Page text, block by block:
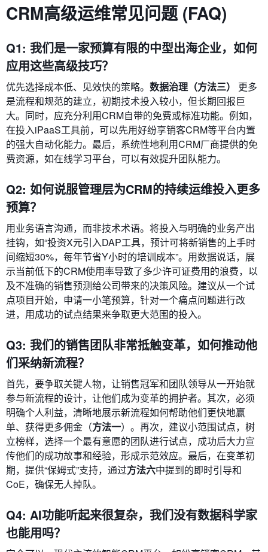
CRM高级运维常见问题 (FAQ)
Q1: 我们是一家预算有限的中型出海企业，如何
应用这些高级技巧？
优先选择成本低、见效快的策略。 数据治理（方法三）
更多
是流程和规范的建立，初期技术投入较小，但长期回报巨
大。同时，应充分利用CRM自带的免费或标准功能。例如，
在投入iPaaS工具前，可以先用好纷享销客CRM等平台内置
的强大自动化能力。最后，系统性地利用CRM厂商提供的免
费资源，如在线学习平台，可以有效提升团队能力。
Q2: 如何说服管理层为CRM的持续运维投入更多
预算？
用业务语言沟通，而非技术术语。将投入与明确的业务产出
挂钩，如“投资X元引入DAP工具，预计可将新销售的上手时
间缩短30%，每年节省Y小时的培训成本”。用数据说话，展
示当前低下的CRM使用率导致了多少许可证费用的浪费，以
及不准确的销售预测给公司带来的决策风险。建议从一个试
点项目开始，申请一小笔预算，针对一个痛点问题进行改
进，用成功的试点结果来争取更大范围的投入。
Q3: 我们的销售团队非常抵触变革，如何推动他
们采纳新流程？
首先，要争取关键人物，让销售冠军和团队领导从一开始就
参与新流程的设计，让他们成为变革的拥护者。其次，必须
明确个人利益，清晰地展示新流程如何帮助他们更快地赢
单、获得更多佣金（方法一）。再次，建议小范围试点，树
立榜样，选择一个最有意愿的团队进行试点，成功后大力宣
传他们的成功故事和经验，形成示范效应。最后，在变革初
期，提供“保姆式”支持，通过方法六中提到的即时引导和
CoE，确保无人掉队。
Q4: AI功能听起来很复杂，我们没有数据科学家
也能用吗？